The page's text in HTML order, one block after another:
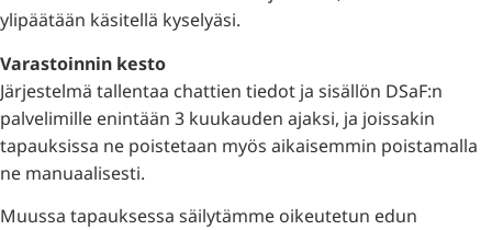
ylipäätään käsitellä kyselyäsi.
Varastoinnin kesto
Järjestelmä tallentaa chattien tiedot ja sisällön DSaF:n
palvelimille enintään 3 kuukauden ajaksi, ja joissakin
tapauksissa ne poistetaan myös aikaisemmin poistamalla
ne manuaalisesti.
Muussa tapauksessa säilytämme oikeutetun edun